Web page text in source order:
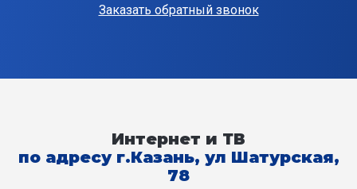
Заказать обратный звонок
Интернет и ТВ
по адресу г.Казань, ул Шатурская,
78